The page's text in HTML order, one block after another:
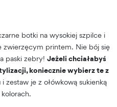
botki na wysokiej szpilce i
zwierzęcym printem. Nie bój się
paski zebry! Jeżeli chciałabyś
koniecznie wybierz te z
i zestaw je z ołówkową sukienką